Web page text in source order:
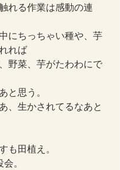
れる作業は感動の連
にちっちゃい種や、芋
れば
野菜、芋がたわわにで
と思う。
、生かされてるなあと
も田植え。
。